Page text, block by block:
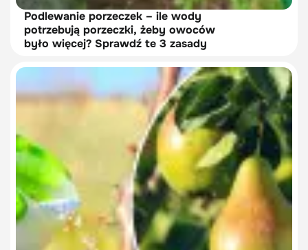
Podlewanie porzeczek – ile wody
potrzebują porzeczki, żeby owoców
było więcej? Sprawdź te 3 zasady